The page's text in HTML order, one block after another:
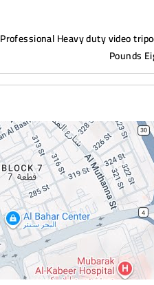
Professional Heavy duty video
Pounds